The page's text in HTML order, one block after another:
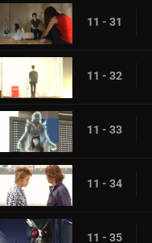
11 - 31
11 - 32
11 - 33
11 - 34
11 - 35